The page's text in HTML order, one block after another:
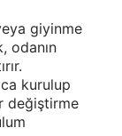
giyinme
odanın
kurulup
değiştirme